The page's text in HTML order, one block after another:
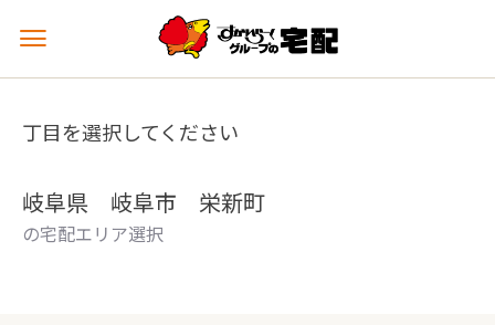
メ
ュ
を
丁目を選択してください
岐阜県 岐阜市 栄新町
の宅配エリア選択